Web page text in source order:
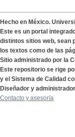
Hecho en México.
Este es un portal
distintos sitios web, sean
los textos como de las
Sitio administrado por la
Este repositorio se rige
y el Sistema de Calidad
Diseñador y
Contacto y asesoría